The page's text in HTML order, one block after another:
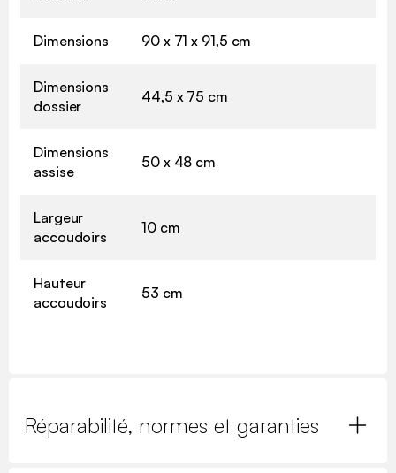
Dimensions 90 x 71 x 91,5 cm
Dimensions
dossier
44,5 x 75 cm
Dimensions
assise
50 x 48 cm
Largeur
accoudoirs
10 cm
Hauteur
accoudoirs
53 cm
Réparabilité, normes et garanties